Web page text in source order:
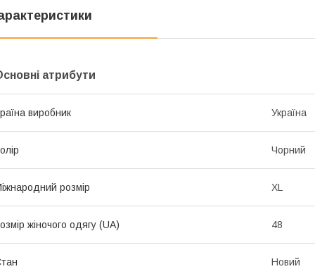
атрибути
виробник Україна
Чорний
розмір XL
жіночого одягу (UA) 48
Новий